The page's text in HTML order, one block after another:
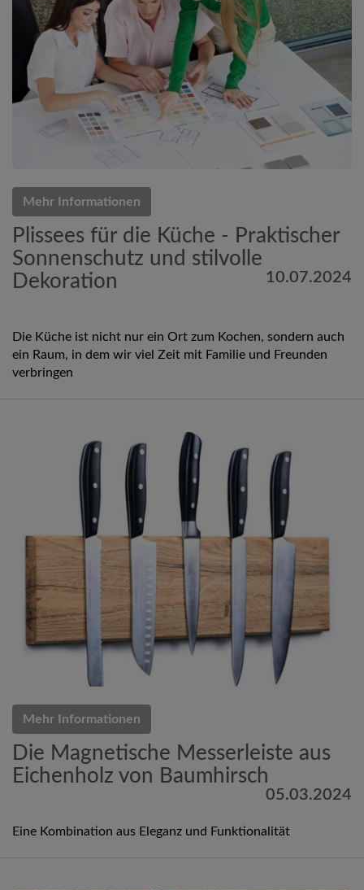
Mehr Informationen
Plissees für die Küche - Praktischer
Sonnenschutz und stilvolle
Dekoration
10.07.2024
Die Küche ist nicht nur ein Ort zum Kochen, sondern auch
ein Raum, in dem wir viel Zeit mit Familie und Freunden
verbringen
Mehr Informationen
Die Magnetische Messerleiste aus
Eichenholz von Baumhirsch
05.03.2024
Eine Kombination aus Eleganz und Funktionalität